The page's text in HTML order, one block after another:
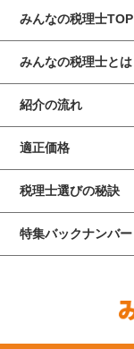
みんなの税理士TOP
みんなの税理士とは
紹介の流れ
適正価格
税理士選びの秘訣
特集バックナンバー